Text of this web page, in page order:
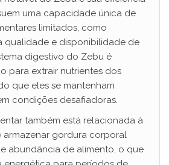
uma capacidade única de
limitados, como
qualidade e disponibilidade de
digestivo do Zebu é
para extrair nutrientes dos
que eles se mantenham
condições desafiadoras.
também está relacionada à
gordura corporal
abundância de alimento, o que